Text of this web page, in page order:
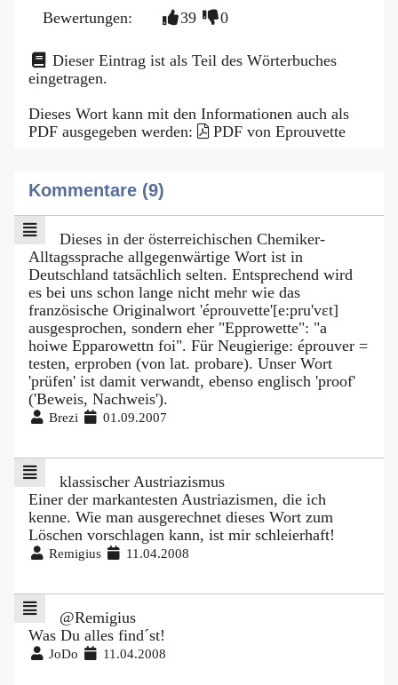
Bewertungen:
39 0
Dieser Eintrag ist als Teil des Wörterbuches
eingetragen.
Dieses Wort kann mit den Informationen auch als
PDF ausgegeben werden:
PDF von Eprouvette
Kommentare (9)
Dieses in der österreichischen Chemiker-
Alltagssprache allgegenwärtige Wort ist in
Deutschland tatsächlich selten. Entsprechend wird
es bei uns schon lange nicht mehr wie das
französische Originalwort 'éprouvette'[e:pru'vεt]
ausgesprochen, sondern eher "Epprowette": "a
hoiwe Epparowettn foi". Für Neugierige: éprouver =
testen, erproben (von lat. probare). Unser Wort
'prüfen' ist damit verwandt, ebenso englisch 'proof'
('Beweis, Nachweis').
Brezi 01.09.2007
klassischer Austriazismus
Einer der markantesten Austriazismen, die ich
kenne. Wie man ausgerechnet dieses Wort zum
Löschen vorschlagen kann, ist mir schleierhaft!
Remigius 11.04.2008
@Remigius
Was Du alles find´st!
JoDo 11.04.2008